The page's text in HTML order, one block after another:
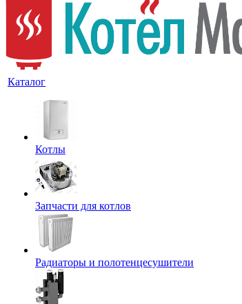
Каталог
Котлы
Запчасти для котлов
Радиаторы и полотенцесушители